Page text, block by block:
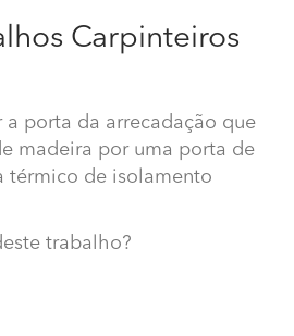
Carpinteiros
a porta da arrecadação que
madeira por uma porta de
térmico de isolamento
trabalho?